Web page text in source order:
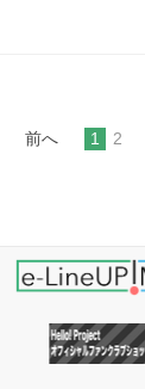
前へ 1 2